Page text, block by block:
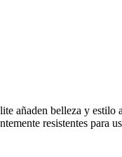
añaden belleza y
resistentes para